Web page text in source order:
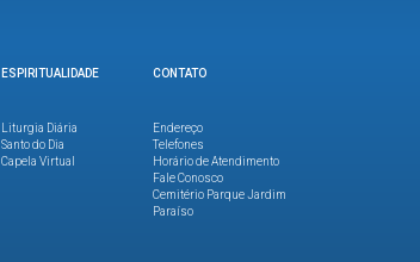
ESPIRITUALIDADE
Liturgia Diária
Santo do Dia
Capela Virtual
CONTATO
Endereço
Telefones
Horário de Atendimento
Fale Conosco
Cemitério Parque Jardim
Paraíso